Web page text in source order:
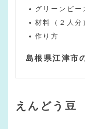
グリーンピー
材料（２人分
作り方
島根県江津市
えんどう豆